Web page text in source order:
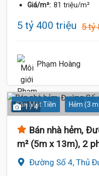
Giá/m²: 81 triệu/m²
5 tỷ 400 triệu 5 tỷ
Phạm Hoàng
Gần Mặt Tiền Hẻm (3
1 / 4
Bán nhà hẻm,
m² (5m x 13m), 2
Đường Số 4, Thủ